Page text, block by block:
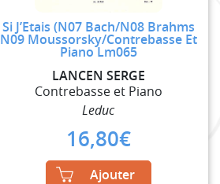
Si J’Etais (N07 Bach/N08 Brahms
N09 Moussorsky/Contrebasse Et
Piano Lm065
LANCEN SERGE
Contrebasse et Piano
Leduc
16,80€
Ajouter